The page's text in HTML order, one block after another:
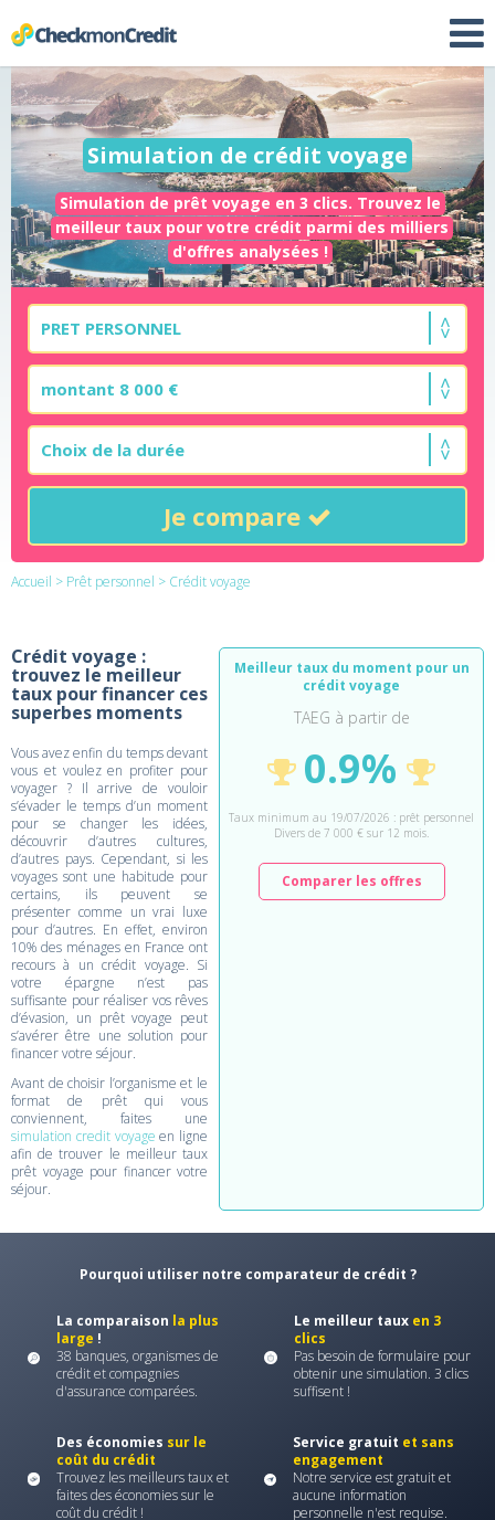
Simulation de crédit voyage
Simulation de prêt voyage en 3 clics. Trouvez le
meilleur taux pour votre crédit parmi des milliers
d'offres analysées !
Je compare
Accueil > Prêt personnel > Crédit voyage
Crédit voyage :
trouvez le meilleur
taux pour financer ces
superbes moments
Vous avez enfin du temps devant
vous et voulez en profiter pour
voyager ? Il arrive de vouloir
s’évader le temps d’un moment
pour se changer les idées,
découvrir d’autres cultures,
d’autres pays. Cependant, si les
voyages sont une habitude pour
certains, ils peuvent se
présenter comme un vrai luxe
pour d’autres. En effet, environ
10% des ménages en France ont
recours à un crédit voyage. Si
votre épargne n’est pas
suffisante pour réaliser vos rêves
d’évasion, un prêt voyage peut
s’avérer être une solution pour
financer votre séjour.
Avant de choisir l’organisme et le
format de prêt qui vous
conviennent, faites une
simulation credit voyage en ligne
afin de trouver le meilleur taux
prêt voyage pour financer votre
séjour.
Meilleur taux du moment pour un
crédit voyage
TAEG à partir de
0.9%
Taux minimum au 19/07/2026 : prêt personnel
Divers de 7 000 € sur 12 mois.
Comparer les offres
Pourquoi utiliser notre comparateur de crédit ?
La comparaison la plus
large !
38 banques, organismes de
crédit et compagnies
d'assurance comparées.
Le meilleur taux en 3
clics
Pas besoin de formulaire pour
obtenir une simulation. 3 clics
suffisent !
Des économies sur le
coût du crédit
Trouvez les meilleurs taux et
faites des économies sur le
coût du crédit !
Service gratuit et sans
engagement
Notre service est gratuit et
aucune information
personnelle n'est requise.